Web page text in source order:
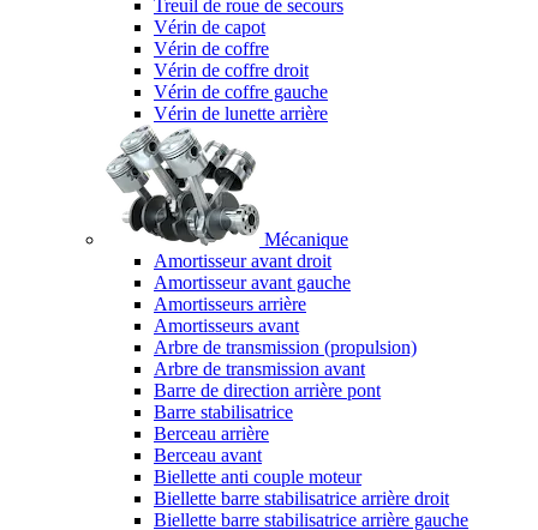
Treuil de roue de secours
Vérin de capot
Vérin de coffre
Vérin de coffre droit
Vérin de coffre gauche
Vérin de lunette arrière
Mécanique
Amortisseur avant droit
Amortisseur avant gauche
Amortisseurs arrière
Amortisseurs avant
Arbre de transmission (propulsion)
Arbre de transmission avant
Barre de direction arrière pont
Barre stabilisatrice
Berceau arrière
Berceau avant
Biellette anti couple moteur
Biellette barre stabilisatrice arrière droit
Biellette barre stabilisatrice arrière gauche